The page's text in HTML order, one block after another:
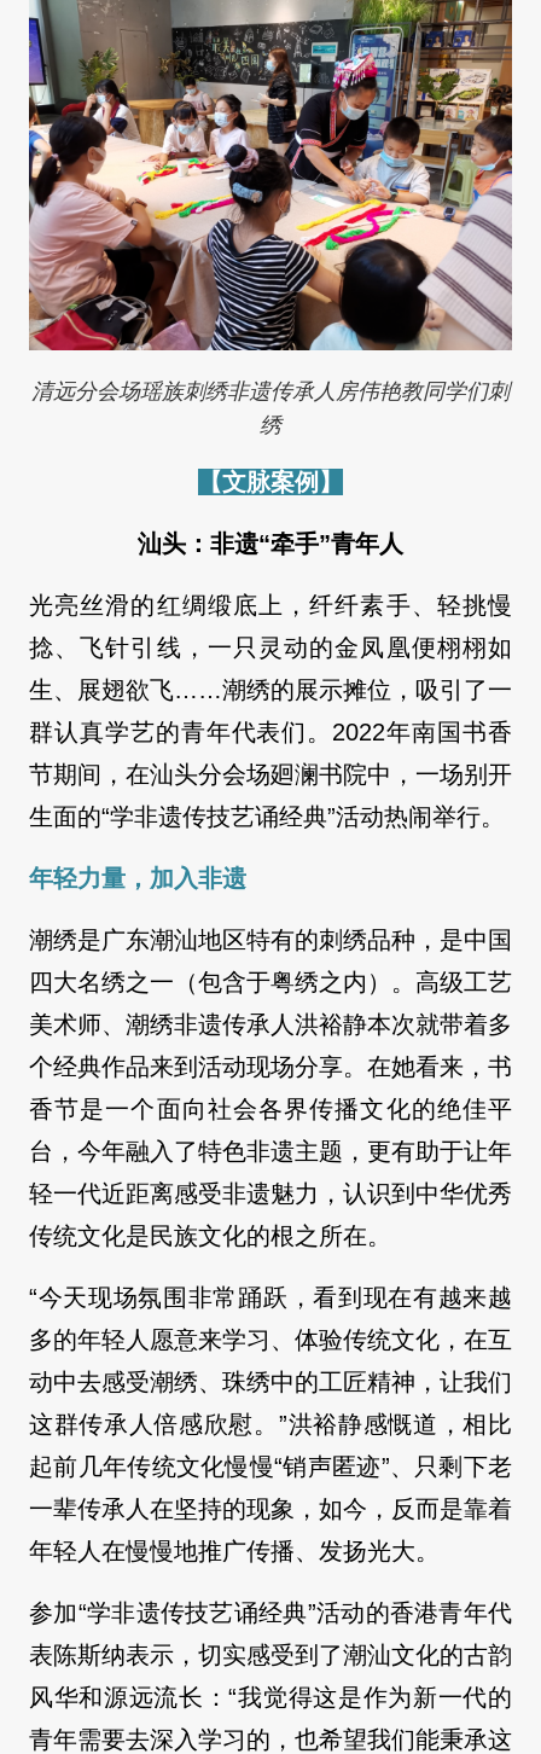
清远分会场瑶族刺绣非遗传承人房伟艳教同学们刺
绣
【文脉案例】
汕头：非遗“牵手”青年人
光亮丝滑的红绸缎底上，纤纤素手、轻挑慢
捻、飞针引线，一只灵动的金凤凰便栩栩如
生、展翅欲飞……潮绣的展示摊位，吸引了一
群认真学艺的青年代表们。2022年南国书香
节期间，在汕头分会场廻澜书院中，一场别开
生面的“学非遗传技艺诵经典”活动热闹举行。
年轻力量，加入非遗
潮绣是广东潮汕地区特有的刺绣品种，是中国
四大名绣之一（包含于粤绣之内）。高级工艺
美术师、潮绣非遗传承人洪裕静本次就带着多
个经典作品来到活动现场分享。在她看来，书
香节是一个面向社会各界传播文化的绝佳平
台，今年融入了特色非遗主题，更有助于让年
轻一代近距离感受非遗魅力，认识到中华优秀
传统文化是民族文化的根之所在。
“今天现场氛围非常踊跃，看到现在有越来越
多的年轻人愿意来学习、体验传统文化，在互
动中去感受潮绣、珠绣中的工匠精神，让我们
这群传承人倍感欣慰。”洪裕静感慨道，相比
起前几年传统文化慢慢“销声匿迹”、只剩下老
一辈传承人在坚持的现象，如今，反而是靠着
年轻人在慢慢地推广传播、发扬光大。
参加“学非遗传技艺诵经典”活动的香港青年代
表陈斯纳表示，切实感受到了潮汕文化的古韵
风华和源远流长：“我觉得这是作为新一代的
青年需要去深入学习的，也希望我们能秉承这